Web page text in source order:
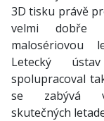
3D tisku právě
velmi dobře
malosériovou
Letecký
spolupracoval
se zabývá
skutečných